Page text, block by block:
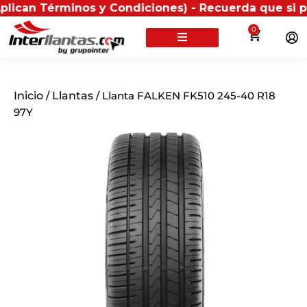
y Condiciones) - Recuerda que si
0
Inicio / Llantas / Llanta FALKEN FK510 245-40 R18
97Y